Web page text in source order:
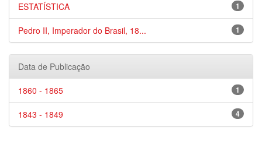
1
ESTATÍSTICA
1
Pedro II, Imperador do Brasil, 18...
Data de Publicação
1
1860 - 1865
4
1843 - 1849